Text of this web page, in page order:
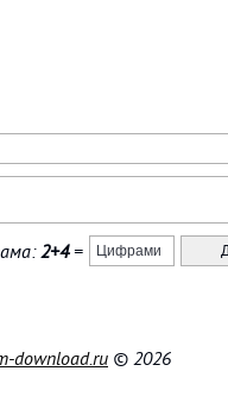
2+4=
download.ru © 2026